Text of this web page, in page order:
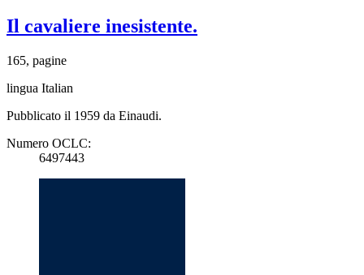
Il cavaliere inesistente.
165, pagine
lingua Italian
Pubblicato il 1959 da Einaudi.
Numero OCLC:
6497443